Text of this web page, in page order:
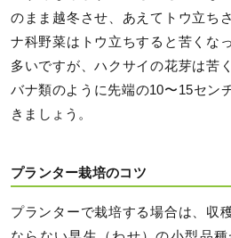
のまま越冬させ、あえてトウ立ち
ナ科野菜はトウ立ちすると苦くな
多いですが、ハクサイの花芽は苦
バナ類のように先端の10〜15セン
きましょう。
プランター栽培のコツ
プランターで栽培する場合は、収